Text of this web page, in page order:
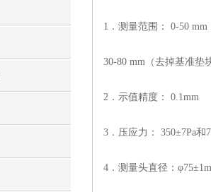
1 ．测量范围： 0-50 mm
30-80 mm （去掉基准垫
2 ．示值精度： 0.1mm
3 ．压应力： 350±7Pa和
4 ．测量头直径：φ75±